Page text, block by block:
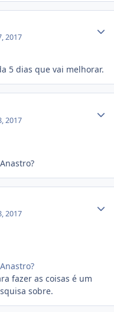
2017
5 dias que vai melhorar.
2017
2017
fazer as coisas é um
sobre.